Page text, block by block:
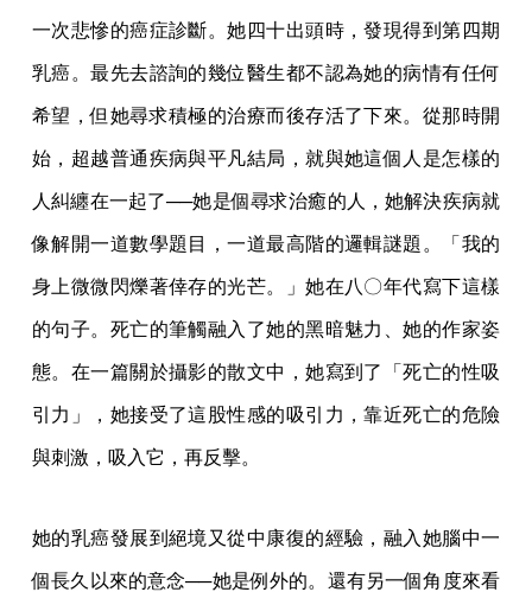
一次悲慘的癌症診斷。她四十出頭時，發現得到第四期
乳癌。最先去諮詢的幾位醫生都不認為她的病情有任何
希望，但她尋求積極的治療而後存活了下來。從那時開
始，超越普通疾病與平凡結局，就與她這個人是怎樣的
人糾纏在一起了──她是個尋求治癒的人，她解決疾病就
像解開一道數學題目，一道最高階的邏輯謎題。「我的
身上微微閃爍著倖存的光芒。」她在八〇年代寫下這樣
的句子。死亡的筆觸融入了她的黑暗魅力、她的作家姿
態。在一篇關於攝影的散文中，她寫到了「死亡的性吸
引力」，她接受了這股性感的吸引力，靠近死亡的危險
與刺激，吸入它，再反擊。
她的乳癌發展到絕境又從中康復的經驗，融入她腦中一
個長久以來的意念──她是例外的。還有另一個角度來看